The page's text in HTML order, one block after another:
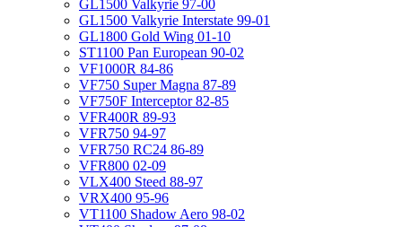
GL1500 Valkyrie 97-00
GL1500 Valkyrie Interstate 99-01
GL1800 Gold Wing 01-10
ST1100 Pan European 90-02
VF1000R 84-86
VF750 Super Magna 87-89
VF750F Interceptor 82-85
VFR400R 89-93
VFR750 94-97
VFR750 RC24 86-89
VFR800 02-09
VLX400 Steed 88-97
VRX400 95-96
VT1100 Shadow Aero 98-02